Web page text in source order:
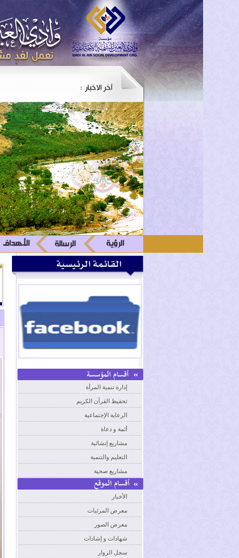
إدارة تنمية المرأة
تحفيظ القرآن الكريم
الرعاية الإجتماعية
أئمة و دعاة
مشاريع إنشائية
التعليم والتنمية
مشاريع صحية
الأخبار
معرض المرئيات
معرض الصور
شهادات و إشادات
سجل الزوار